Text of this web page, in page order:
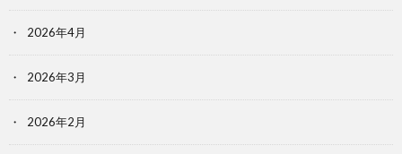
2026年4月
2026年3月
2026年2月